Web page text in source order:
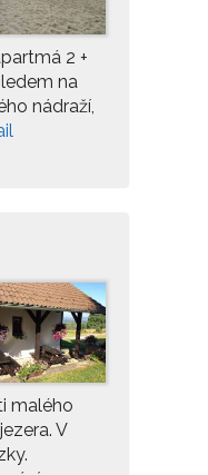
2 +
na
nádraží,
malého
V